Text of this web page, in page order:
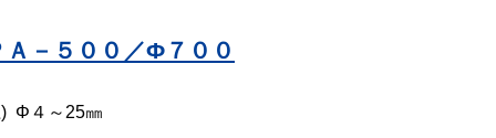
Ａ－５００／Φ ７００
Φ４～25㎜